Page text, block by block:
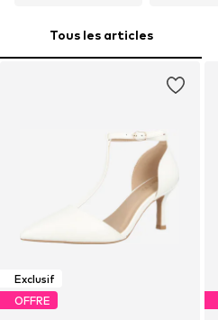
Tous les articles
Exclusif
OFFRE